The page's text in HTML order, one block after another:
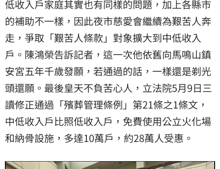
低收入戶家庭其實也有同樣的問題，加上各縣市
的補助不一樣，因此夜市慈愛會繼續為艱苦人奔
走，爭取「艱苦人條款」對象擴大到中低收入
戶。陳鴻榮告訴記者，這一次他依舊向馬鳴山鎮
安宮五年千歲發願，若通過的話，一樣還是剃光
頭還願。最後皇天不負苦心人，立法院5月9日三
讀修正通過「殯葬管理條例」第21條之1條文，
中低收入戶比照低收入戶，免費使用公立火化場
和納骨設施，多達10萬戶，約28萬人受惠。